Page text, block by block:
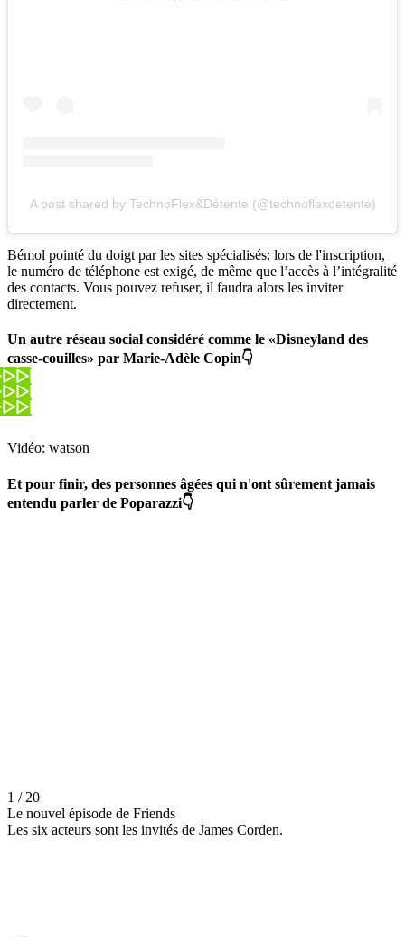
A post shared by TechnoFlex&Détente (@technoflexdetente)
Bémol pointé du doigt par les sites spécialisés: lors de l'inscription,
le numéro de téléphone est exigé, de même que l’accès à l’intégralité
des contacts. Vous pouvez refuser, il faudra alors les inviter
directement.
Un autre réseau social considéré comme le «Disneyland des
casse-couilles» par Marie-Adèle Copin👇
Vidéo: watson
Et pour finir, des personnes âgées qui n'ont sûrement jamais
entendu parler de Poparazzi👇
1 / 20
Le nouvel épisode de Friends
Les six acteurs sont les invités de James Corden.